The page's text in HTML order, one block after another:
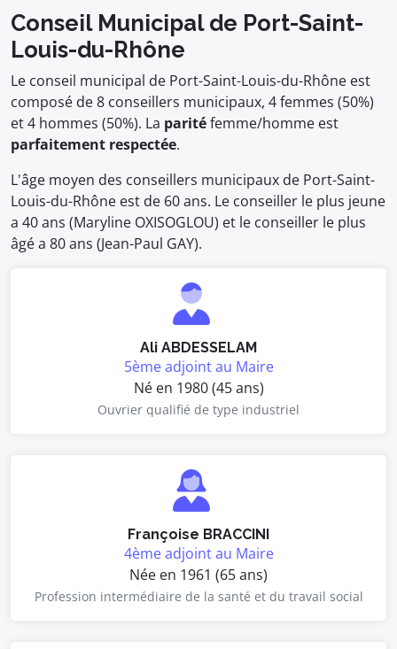
Conseil Municipal de Port-Saint-
Louis-du-Rhône
Le conseil municipal de Port-Saint-Louis-du-Rhône est
composé de 8 conseillers municipaux, 4 femmes (50%)
et 4 hommes (50%). La paritéfemme/homme est
parfaitement respectée.
L'âge moyen des conseillers municipaux de Port-Saint-
Louis-du-Rhône est de 60 ans. Le conseiller le plus jeune
a 40 ans (Maryline OXISOGLOU) et le conseiller le plus
âgé a 80 ans (Jean-Paul GAY).
Ali ABDESSELAM
5ème adjoint au Maire
Né en 1980 (45 ans)
Ouvrier qualifié de type industriel
Françoise BRACCINI
4ème adjoint au Maire
Née en 1961 (65 ans)
Profession intermédiaire de la santé et du travail social